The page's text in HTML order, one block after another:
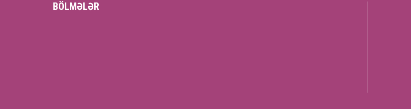
BÖLMƏLƏR